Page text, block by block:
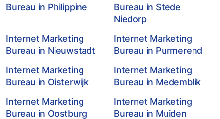
Bureau in Philippine
Bureau in Stede
Niedorp
Internet Marketing
Bureau in Nieuwstadt
Internet Marketing
Bureau in Purmerend
Internet Marketing
Bureau in Oisterwijk
Internet Marketing
Bureau in Medemblik
Internet Marketing
Bureau in Oostburg
Internet Marketing
Bureau in Muiden